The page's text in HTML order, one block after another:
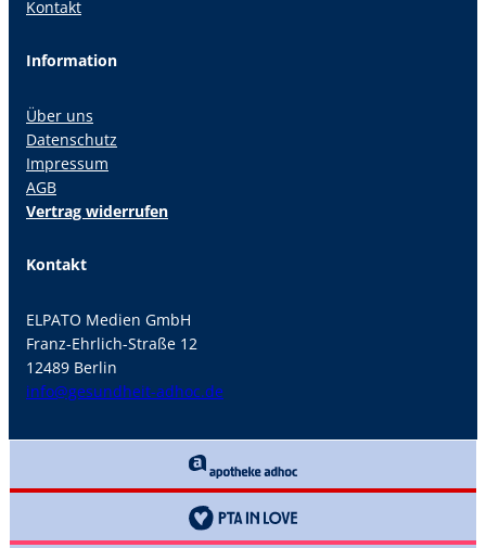
Kontakt
Information
Über uns
Datenschutz
Impressum
AGB
Vertrag widerrufen
Kontakt
ELPATO Medien GmbH
Franz-Ehrlich-Straße 12
12489 Berlin
info@gesundheit-adhoc.de